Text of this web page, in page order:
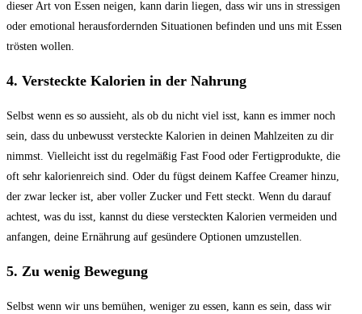
dieser Art von Essen neigen, kann darin liegen, dass wir uns in stressigen
oder emotional herausfordernden Situationen befinden und uns mit Essen
trösten wollen.
4. Versteckte Kalorien in der Nahrung
Selbst wenn es so aussieht, als ob du nicht viel isst, kann es immer noch
sein, dass du unbewusst versteckte Kalorien in deinen Mahlzeiten zu dir
nimmst. Vielleicht isst du regelmäßig Fast Food oder Fertigprodukte, die
oft sehr kalorienreich sind. Oder du fügst deinem Kaffee Creamer hinzu,
der zwar lecker ist, aber voller Zucker und Fett steckt. Wenn du darauf
achtest, was du isst, kannst du diese versteckten Kalorien vermeiden und
anfangen, deine Ernährung auf gesündere Optionen umzustellen.
5. Zu wenig Bewegung
Selbst wenn wir uns bemühen, weniger zu essen, kann es sein, dass wir